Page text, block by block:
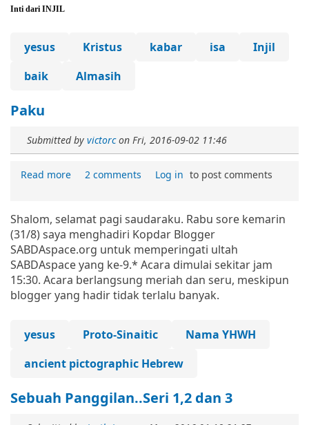
Inti dari INJIL
yesus Kristus kabar isa
Injil
baik
Almasih
Paku
Submitted by victorcon Fri, 2016-09-02 11:46
Read more 2 comments Log in to post comments
Shalom, selamat pagi saudaraku. Rabu sore kemarin
(31/8) saya menghadiri Kopdar Blogger
SABDAspace.org untuk memperingati ultah
SABDAspace yang ke-9.* Acara dimulai sekitar jam
15:30. Acara berlangsung meriah dan seru, meskipun
blogger yang hadir tidak terlalu banyak.
yesus Proto-Sinaitic
Nama YHWH
ancient pictographic Hebrew
Sebuah Panggilan..Seri 1,2 dan 3